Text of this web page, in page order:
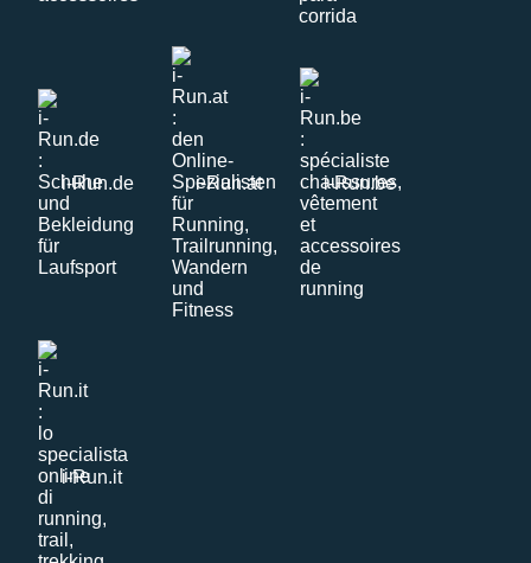
i-Run.de i-Run.at i-Run.be
i-Run.it